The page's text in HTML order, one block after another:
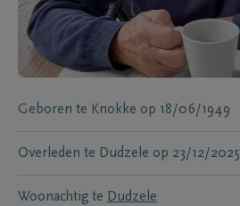
Geboren te Knokke op 18/06/1949
Overleden te Dudzele op 23/12/2025
Woonachtig te Dudzele